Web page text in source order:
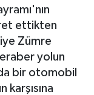
ettikten
Zümre
yolun
bir otomobil